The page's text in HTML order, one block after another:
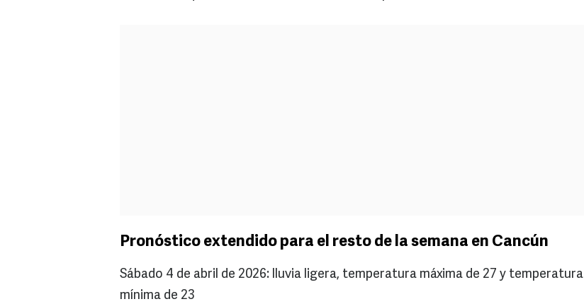
Pronóstico extendido para el resto de la semana en Cancún
Sábado 4 de abril de 2026: lluvia ligera, temperatura máxima de 27 y temperatura
mínima de 23